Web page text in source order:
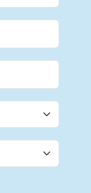
California, US